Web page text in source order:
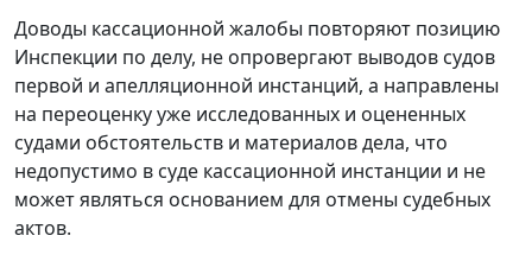
Доводы кассационной жалобы повторяют позицию
Инспекции по делу, не опровергают выводов судов
первой и апелляционной инстанций, а направлены
на переоценку уже исследованных и оцененных
судами обстоятельств и материалов дела, что
недопустимо в суде кассационной инстанции и не
может являться основанием для отмены судебных
актов.